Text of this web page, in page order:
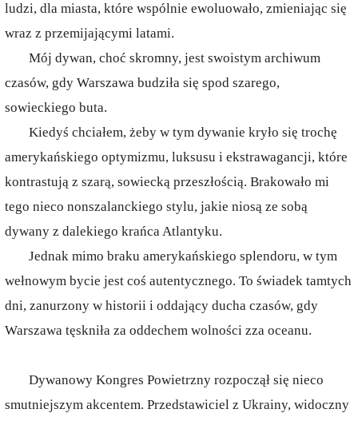
ludzi, dla miasta, które wspólnie ewoluowało, zmieniając się
wraz z przemijającymi latami.
Mój dywan, choć skromny, jest swoistym archiwum
czasów, gdy Warszawa budziła się spod szarego,
sowieckiego buta.
Kiedyś chciałem, żeby w tym dywanie kryło się trochę
amerykańskiego optymizmu, luksusu i ekstrawagancji, które
kontrastują z szarą, sowiecką przeszłością. Brakowało mi
tego nieco nonszalanckiego stylu, jakie niosą ze sobą
dywany z dalekiego krańca Atlantyku.
Jednak mimo braku amerykańskiego splendoru, w tym
wełnowym bycie jest coś autentycznego. To świadek tamtych
dni, zanurzony w historii i oddający ducha czasów, gdy
Warszawa tęskniła za oddechem wolności zza oceanu.
Dywanowy Kongres Powietrzny rozpoczął się nieco
smutniejszym akcentem. Przedstawiciel z Ukrainy, widoczny